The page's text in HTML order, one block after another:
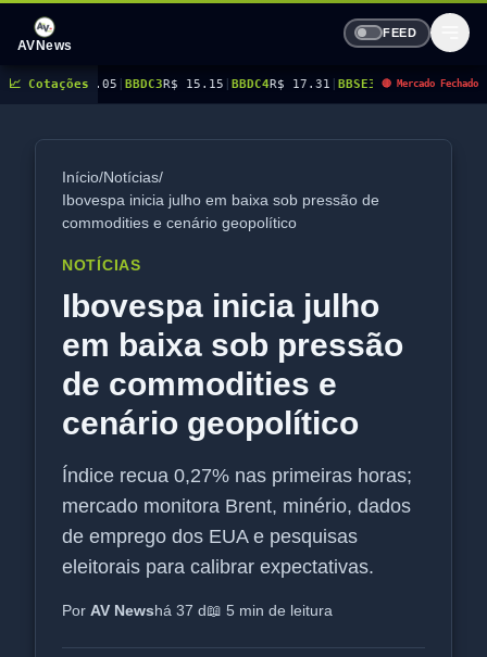
AVNews
FEED
📈 Cotações
BBDC3R$ 15.15|BBDC4R$ 17.31|BBSE3R$ 38.38|BEES3R$ 8.78|BEES4R$
🔴 Mercado Fechado
Início/Notícias/
Ibovespa inicia julho em baixa sob pressão de
commodities e cenário geopolítico
NOTÍCIAS
Ibovespa inicia julho
em baixa sob pressão
de commodities e
cenário geopolítico
Índice recua 0,27% nas primeiras horas;
mercado monitora Brent, minério, dados
de emprego dos EUA e pesquisas
eleitorais para calibrar expectativas.
Por AV Newshá 37 d📖 5 min de leitura